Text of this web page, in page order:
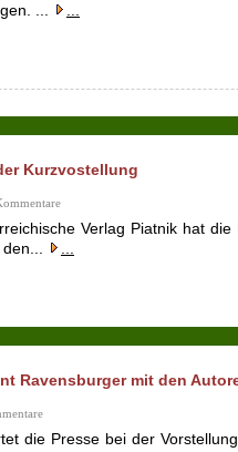
...
Kurzvostellung
Verlag Piatnik hat
Ravensburger mit den
die Presse bei der